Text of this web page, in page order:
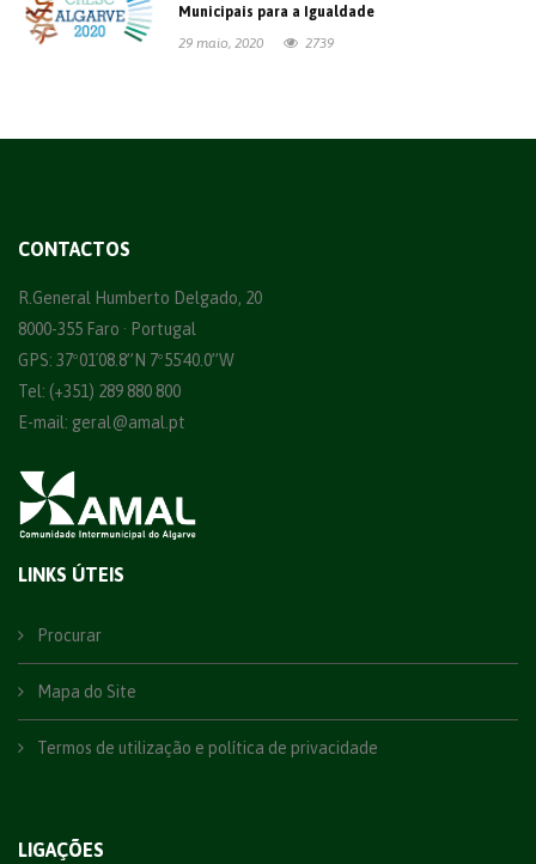
Municipais para a Igualdade
29 maio, 2020
2739
CONTACTOS
R.General Humberto Delgado, 20
8000-355 Faro · Portugal
GPS: 37º01´08.8”N 7º55´40.0”W
Tel: (+351) 289 880 800
E-mail: geral@amal.pt
LINKS ÚTEIS
Procurar
Mapa do Site
Termos de utilização e política de privacidade
LIGAÇÕES